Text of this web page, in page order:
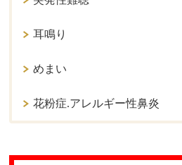
耳鳴り
めまい
花粉症.アレルギー性鼻炎